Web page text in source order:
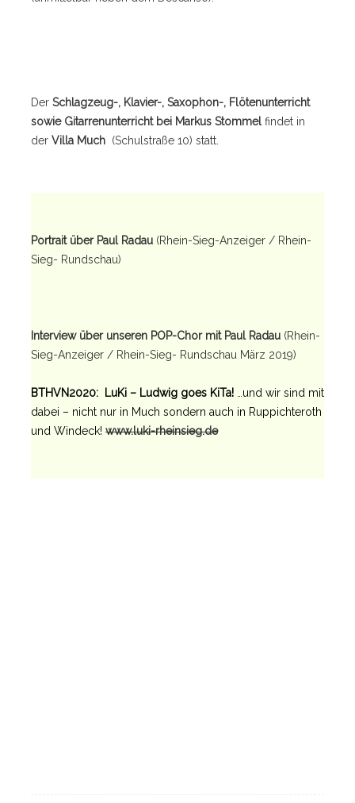
Der Schlagzeug-, Klavier-, Saxophon-, Flötenunterricht
sowie Gitarrenunterricht bei Markus Stommelfindet in
der Villa Much (Schulstraße 10) statt.
Portrait über Paul Radau (Rhein-Sieg-Anzeiger / Rhein-
Sieg- Rundschau)
Interview über unseren POP-Chor mit Paul Radau (Rhein-
Sieg-Anzeiger / Rhein-Sieg- Rundschau März 2019)
BTHVN2020: LuKi – Ludwig goes KiTa! …und wir sind mit
dabei – nicht nur in Much sondern auch in Ruppichteroth
und Windeck! www.luki-rheinsieg.de